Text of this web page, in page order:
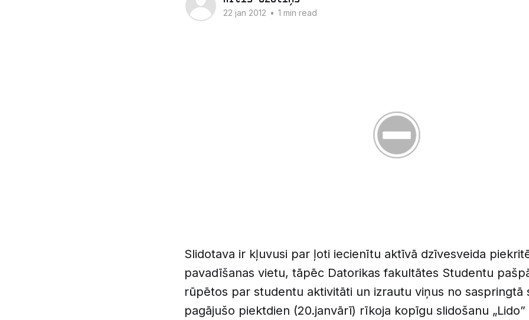
22 jan 2012 • 1 min read
Slidotava ir kļuvusi par ļoti iecienītu aktīvā dzīvesveida
pavadīšanas vietu, tāpēc Datorikas fakultātes Studentu
rūpētos par studentu aktivitāti un izrautu viņus no saspringtā
pagājušo piektdien (20.janvārī) rīkoja kopīgu slidošanu „Lido”